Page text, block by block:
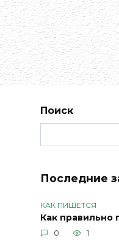
Поиск
Последние
КАК ПИШЕТСЯ
Как правильно
0 1